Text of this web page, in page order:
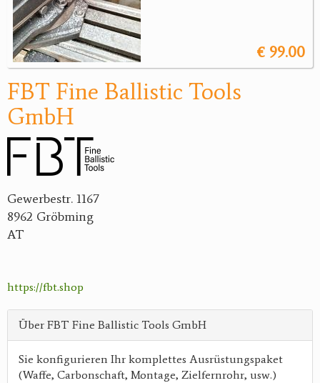
€ 99.00
FBT Fine Ballistic Tools
GmbH
Gewerbestr. 1167
8962 Gröbming
AT
https://fbt.shop
Über FBT Fine Ballistic Tools GmbH
Sie konfigurieren Ihr komplettes Ausrüstungspaket
(Waffe, Carbonschaft, Montage, Zielfernrohr, usw.)